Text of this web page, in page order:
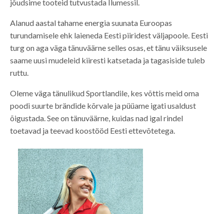
jõudsime tooteid tutvustada Ilumessil.
Alanud aastal tahame energia suunata Euroopas
turundamisele ehk laieneda Eesti piiridest väljapoole. Eesti
turg on aga väga tänuväärne selles osas, et tänu väiksusele
saame uusi mudeleid kiiresti katsetada ja tagasiside tuleb
ruttu.
Oleme väga tänulikud Sportlandile, kes võttis meid oma
poodi suurte brändide kõrvale ja püüame igati usaldust
õigustada. See on tänuväärne, kuidas nad igal rindel
toetavad ja teevad koostööd Eesti ettevõtetega.